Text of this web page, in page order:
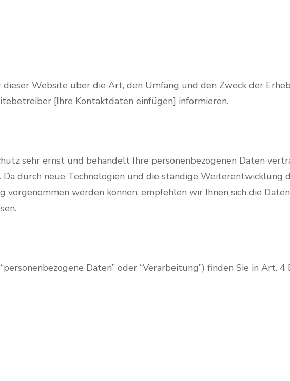
Website über die Art, den Umfang und den Zweck der
[Ihre Kontaktdaten einfügen] informieren.
sehr ernst und behandelt Ihre personenbezogenen Daten
durch neue Technologien und die ständige Weiterentwicklung
vorgenommen werden können, empfehlen wir Ihnen sich die
Daten” oder “Verarbeitung”) finden Sie in Art. 4